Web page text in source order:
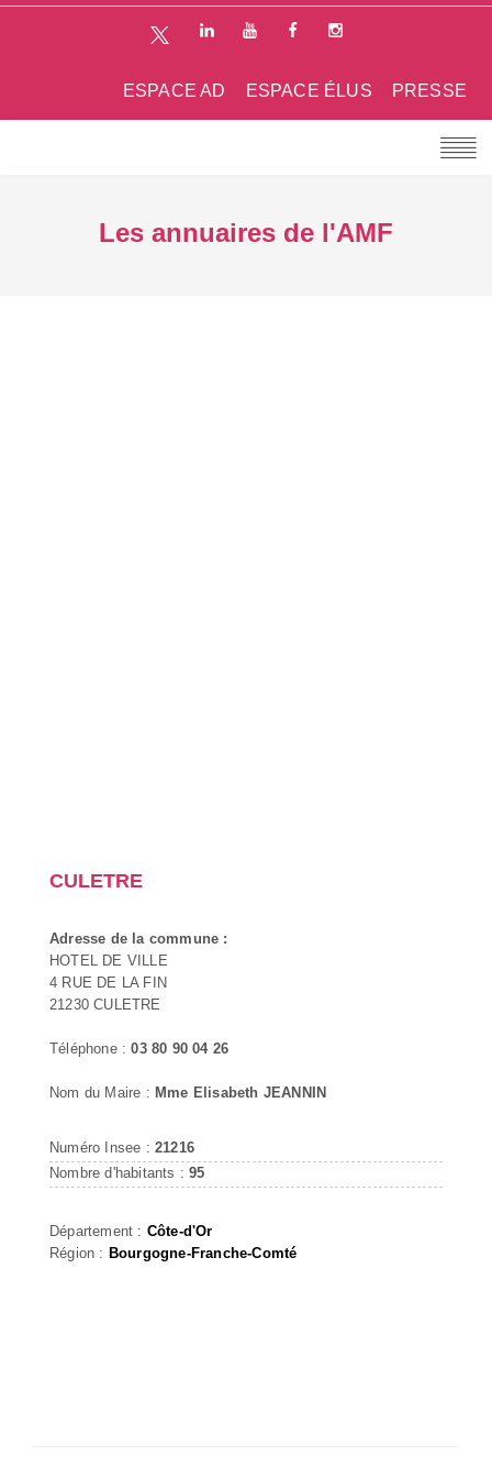
PRESSE
ESPACE ÉLUS
ESPACE AD
Les annuaires de l'AMF
CULETRE
Adresse de la commune :
HOTEL DE VILLE
4 RUE DE LA FIN
21230 CULETRE
Téléphone :03 80 90 04 26
Nom du Maire : Mme Elisabeth JEANNIN
Numéro Insee : 21216
Nombre d'habitants :95
Département : Côte-d'Or
Région : Bourgogne-Franche-Comté